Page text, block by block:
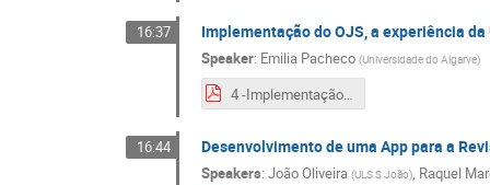
16:37 Implementação do OJS, a experiência
Speaker: Emilia Pacheco (Universidade do Algarve)
4 -Implementação do OJS, a experiência da Universidade do Algarve.pdf
16:44 Desenvolvimento de uma App para a
Speakers: João Oliveira (ULS S João), Raquel